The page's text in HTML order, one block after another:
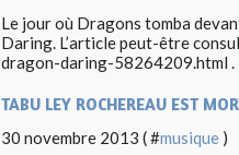
Le jour où Dragons tomba
Daring. L’article peut-être
dragon-daring-58264209.html .
TABU LEY ROCHEREAU EST
30 novembre 2013 ( #musique )